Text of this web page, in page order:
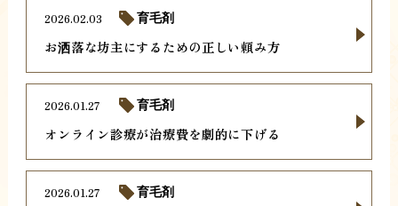
お洒落な坊主にするための正しい頼み方
2026.02.03 育毛剤
オンライン診療が治療費を劇的に下げる
2026.01.27 育毛剤
2026.01.27 育毛剤